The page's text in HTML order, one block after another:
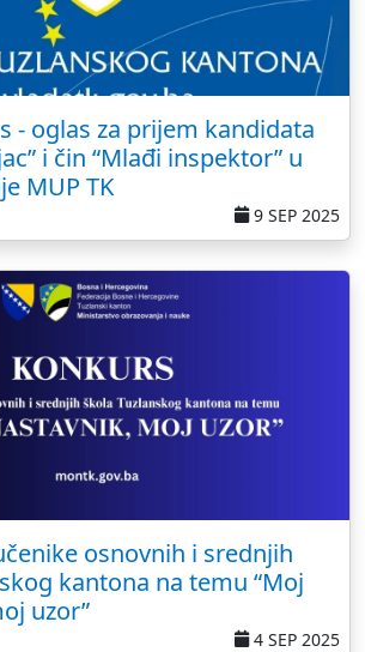
- oglas za prijem kandidata
i čin “Mlađi inspektor” u
MUP TK
9 SEP 2025
osnovnih i srednjih
kantona na temu “Moj
uzor”
4 SEP 2025